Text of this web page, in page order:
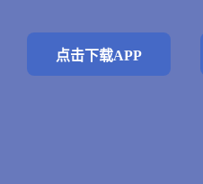
点击下载APP